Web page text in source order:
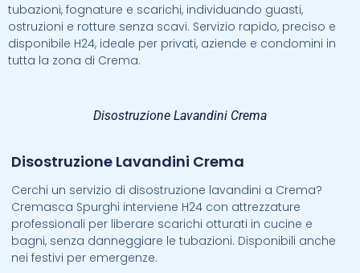
tubazioni, fognature e scarichi, individuando guasti,
ostruzioni e rotture senza scavi. Servizio rapido, preciso e
disponibile H24, ideale per privati, aziende e condomini in
tutta la zona di Crema.
Disostruzione Lavandini Crema
Disostruzione Lavandini Crema
Cerchi un servizio di disostruzione lavandini a Crema?
Cremasca Spurghi interviene H24 con attrezzature
professionali per liberare scarichi otturati in cucine e
bagni, senza danneggiare le tubazioni. Disponibili anche
nei festivi per emergenze.